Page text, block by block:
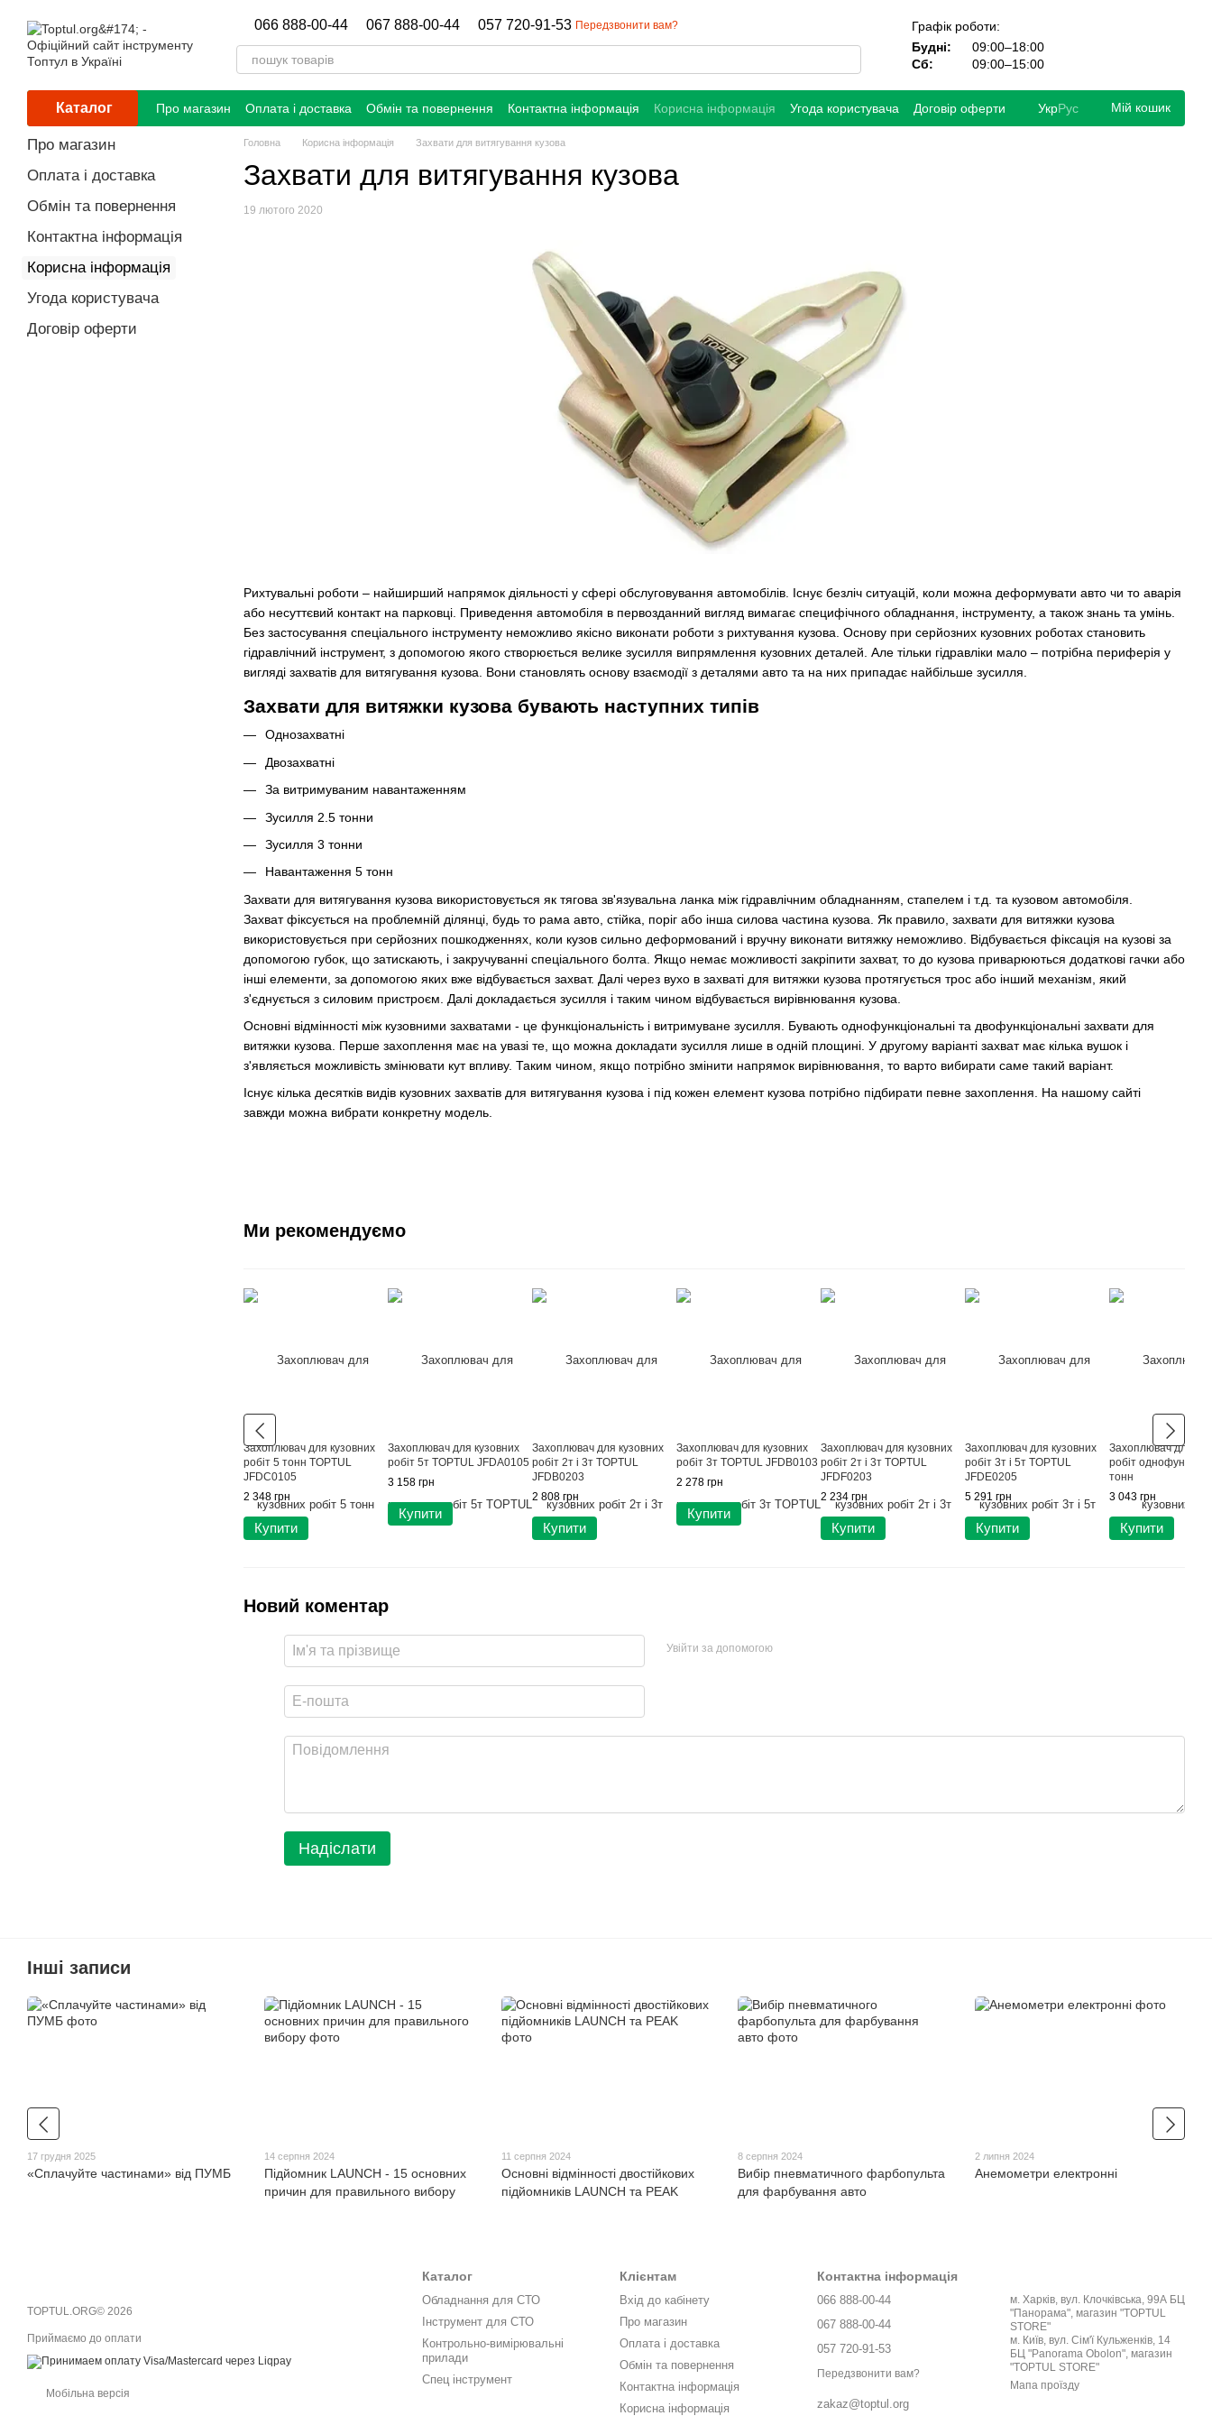
066 888-00-44 067 888-00-44 057 720-91-53 Передзвонити вам?
Графік роботи:
Будні:
09:00–18:00
Сб:
09:00–15:00
Каталог Про магазин Оплата і доставка Обмін та повернення Контактна інформація Корисна інформація Угода користувача Договір оферти УкрРус Мій кошик
Головна Корисна інформація Захвати для витягування кузова
Захвати для витягування кузова
19 лютого 2020
Рихтувальні роботи – найширший напрямок діяльності у сфері обслуговування автомобілів. Існує безліч ситуацій, коли можна деформувати авто чи то аварія
або несуттєвий контакт на парковці. Приведення автомобіля в первозданний вигляд вимагає специфічного обладнання, інструменту, а також знань та умінь.
Без застосування спеціального інструменту неможливо якісно виконати роботи з рихтування кузова. Основу при серйозних кузовних роботах становить
гідравлічний інструмент, з допомогою якого створюється велике зусилля випрямлення кузовних деталей. Але тільки гідравліки мало – потрібна периферія у
вигляді захватів для витягування кузова. Вони становлять основу взаємодії з деталями авто та на них припадає найбільше зусилля.
Захвати для витяжки кузова бувають наступних типів
Однозахватні
Двозахватні
За витримуваним навантаженням
Зусилля 2.5 тонни
Зусилля 3 тонни
Навантаження 5 тонн
Захвати для витягування кузова використовується як тягова зв'язувальна ланка між гідравлічним обладнанням, стапелем і т.д. та кузовом автомобіля.
Захват фіксується на проблемній ділянці, будь то рама авто, стійка, поріг або інша силова частина кузова. Як правило, захвати для витяжки кузова
використовується при серйозних пошкодженнях, коли кузов сильно деформований і вручну виконати витяжку неможливо. Відбувається фіксація на кузові за
допомогою губок, що затискають, і закручуванні спеціального болта. Якщо немає можливості закріпити захват, то до кузова приварюються додаткові гачки або
інші елементи, за допомогою яких вже відбувається захват. Далі через вухо в захваті для витяжки кузова протягується трос або інший механізм, який
з'єднується з силовим пристроєм. Далі докладається зусилля і таким чином відбувається вирівнювання кузова.
Основні відмінності між кузовними захватами - це функціональність і витримуване зусилля. Бувають однофункціональні та двофункціональні захвати для
витяжки кузова. Перше захоплення має на увазі те, що можна докладати зусилля лише в одній площині. У другому варіанті захват має кілька вушок і
з'являється можливість змінювати кут впливу. Таким чином, якщо потрібно змінити напрямок вирівнювання, то варто вибирати саме такий варіант.
Існує кілька десятків видів кузовних захватів для витягування кузова і під кожен елемент кузова потрібно підбирати певне захоплення. На нашому сайті
завжди можна вибрати конкретну модель.
Ми рекомендуємо
Захоплювач для кузовних
робіт 5 тонн TOPTUL
JFDC0105
2 348 грн
Купити
Захоплювач для кузовних
робіт 5т TOPTUL JFDA0105
3 158 грн
Купити
Захоплювач для кузовних
робіт 2т і 3т TOPTUL
JFDB0203
2 808 грн
Купити
Захоплювач для кузовних
робіт 3т TOPTUL JFDB0103
2 278 грн
Купити
Захоплювач для кузовних
робіт 2т і 3т TOPTUL
JFDF0203
2 234 грн
Купити
Захоплювач для кузовних
робіт 3т і 5т TOPTUL
JFDE0205
5 291 грн
Купити
Захоплювач для
робіт
тонн
3 043 грн
Купити
Новий коментар
Увійти за допомогою
Надіслати
Про магазин
Оплата і доставка
Обмін та повернення
Контактна інформація
Корисна інформація
Угода користувача
Договір оферти
Інші записи
17 грудня 2025
«Сплачуйте частинами» від ПУМБ
14 серпня 2024
Підйомник LAUNCH - 15 основних
причин для правильного вибору
11 серпня 2024
Основні відмінності двостійкових
підйомників LAUNCH та PEAK
8 серпня 2024
Вибір пневматичного фарбопульта
для фарбування авто
2 липня 2024
Анемометри електронні
TOPTUL.ORG© 2026
Приймаємо до оплати
Мобільна версія
Каталог
Обладнання для СТО
Інструмент для СТО
Контрольно-вимірювальні
прилади
Спец інструмент
Клієнтам
Вхід до кабінету
Про магазин
Оплата і доставка
Обмін та повернення
Контактна інформація
Корисна інформація
Контактна інформація
066 888-00-44
067 888-00-44
057 720-91-53
Передзвонити вам?
zakaz@toptul.org
м. Харків, вул. Клочківська, 99А БЦ
"Панорама", магазин "TOPTUL
STORE"
м. Київ, вул. Сім'ї Кульженків, 14
БЦ "Panorama Obolon", магазин
"TOPTUL STORE"
Мапа проїзду